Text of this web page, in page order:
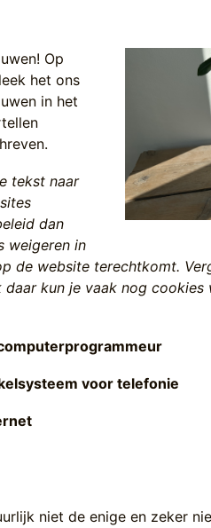
Op
het ons
in het
tekst naar
dan
weigeren in
de website terechtkomt.
kun je vaak nog cookies
voor telefonie
niet de enige en zeker